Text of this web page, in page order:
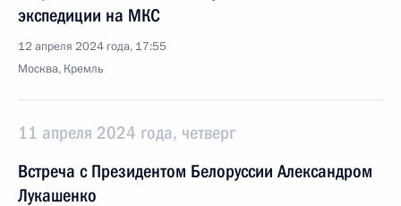
экспедиции на МКС
12 апреля 2024 года, 17:55
Москва, Кремль
11 апреля 2024 года, четверг
Встреча с Президентом Белоруссии Александром
Лукашенко